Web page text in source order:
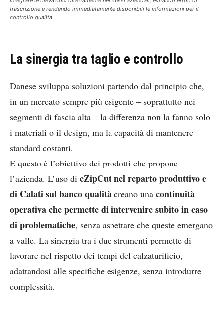
trascrizione e rendendo immediatamente disponibili le informazioni per il
controllo qualità.
La sinergia tra taglio e controllo
Danese sviluppa soluzioni partendo dal principio che,
in un mercato sempre più esigente – soprattutto nei
segmenti di fascia alta – la differenza non la fanno solo
i materiali o il design, ma la capacità di mantenere
standard costanti.
E questo è l’obiettivo dei prodotti che propone
l’azienda. L’uso di eZipCut nel reparto produttivo e
di Calati sul banco qualità creano una continuità
operativa che permette di intervenire subito in caso
di problematiche, senza aspettare che queste emergano
a valle. La sinergia tra i due strumenti permette di
lavorare nel rispetto dei tempi del calzaturificio,
adattandosi alle specifiche esigenze, senza introdurre
complessità.